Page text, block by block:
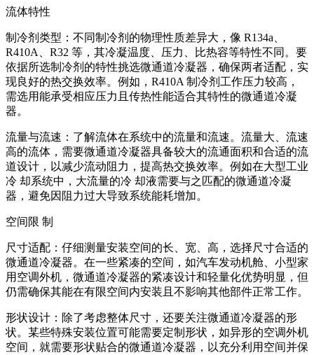
流体特性
制冷剂类型：不同制冷剂的物理性质差异大，像 R134a、
R410A、R32 等，其冷凝温度、压力、比热容等特性不同。要
依据所选制冷剂的特性挑选微通道冷凝器，确保两者适配，实
现良好的热交换效率。例如，R410A 制冷剂工作压力较高，
需选用能承受相应压力且传热性能适合其特性的微通道冷凝
器。
流量与流速：了解流体在系统中的流量和流速。流量大、流速
高的流体，需要微通道冷凝器具备较大的流通面积和合适的流
道设计，以减少流动阻力，提高热交换效率。例如在大型工业
冷 却系统中，大流量的冷 却液需要与之匹配的微通道冷凝
器，避免因阻力过大导致系统能耗增加。
空间限 制
尺寸适配：仔细测量安装空间的长、宽、高，选择尺寸合适的
微通道冷凝器。在一些紧凑的空间，如汽车发动机舱、小型家
用空调外机，微通道冷凝器的紧凑设计和轻量化优势明显，但
仍需确保其能在有限空间内安装且不影响其他部件正常工作。
形状设计：除了考虑整体尺寸，还要关注微通道冷凝器的形
状。某些特殊安装位置可能需要定制形状，如异形的空调外机
空间，就需要形状贴合的微通道冷凝器，以充分利用空间并保